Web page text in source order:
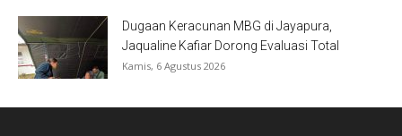
Dugaan Keracunan MBG di Jayapura,
Jaqualine Kafiar Dorong Evaluasi Total
Kamis, 6 Agustus 2026